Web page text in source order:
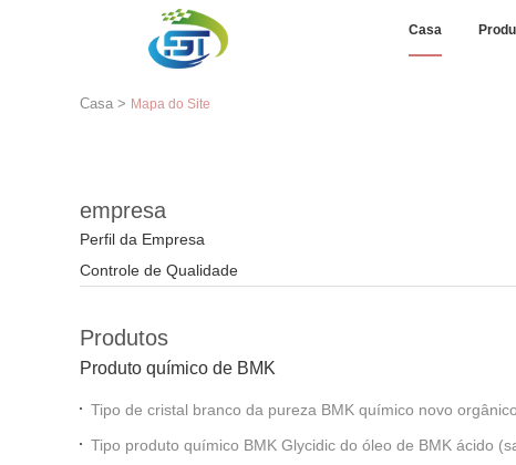
Casa
Casa > Mapa do Site
empresa
Perfil da Empresa
Controle de Qualidade
Produtos
Produto químico de BMK
Tipo de cristal branco da pureza BMK químico
Tipo produto químico BMK Glycidic do óleo de BMK